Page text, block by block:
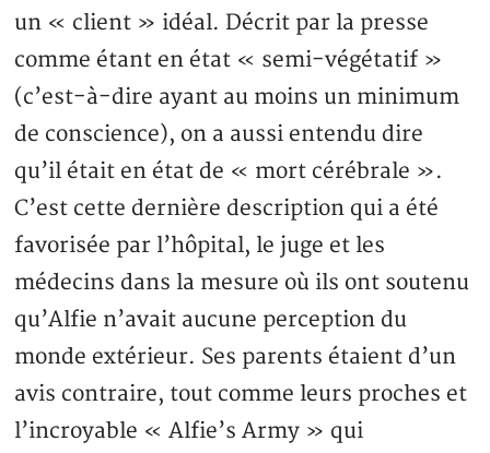
un « client » idéal. Décrit par la presse
comme étant en état « semi-végétatif »
(c’est-à-dire ayant au moins un minimum
de conscience), on a aussi entendu dire
qu’il était en état de « mort cérébrale ».
C’est cette dernière description qui a été
favorisée par l’hôpital, le juge et les
médecins dans la mesure où ils ont soutenu
qu’Alfie n’avait aucune perception du
monde extérieur. Ses parents étaient d’un
avis contraire, tout comme leurs proches et
l’incroyable « Alfie’s Army » qui